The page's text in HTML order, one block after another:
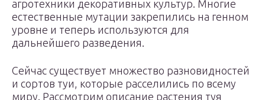
агротехники декоративных культур. Многие
естественные мутации закрепились на генном
уровне и теперь используются для
дальнейшего разведения.
Сейчас существует множество разновидностей
и сортов туи, которые расселились по всему
миру. Рассмотрим описание растения туя